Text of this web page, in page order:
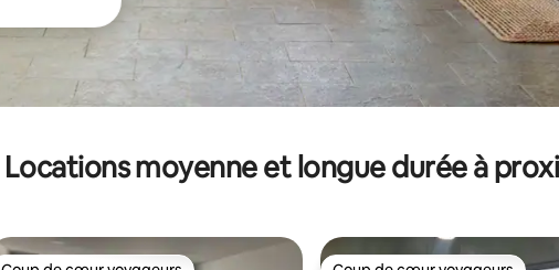
Locations moyenne et longue durée à